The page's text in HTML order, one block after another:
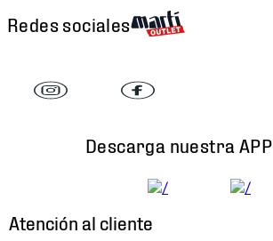
Redes sociales
Descarga nuestra APP
Atención al cliente